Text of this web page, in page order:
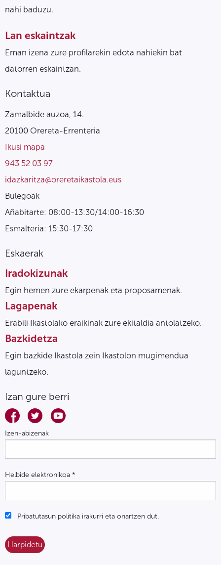
nahi baduzu.
Lan eskaintzak
Eman izena zure profilarekin edota nahiekin bat
datorren eskaintzan.
Kontaktua
Zamalbide auzoa, 14.
20100 Orereta-Errenteria
Ikusi mapa
943 52 03 97
idazkaritza@oreretaikastola.eus
Bulegoak
Añabitarte: 08:00-13:30/14:00-16:30
Esmalteria: 15:30-17:30
Eskaerak
Iradokizunak
Egin hemen zure ekarpenak eta proposamenak.
Lagapenak
Erabili Ikastolako eraikinak zure ekitaldia antolatzeko.
Bazkidetza
Egin bazkide Ikastola zein Ikastolon mugimendua
laguntzeko.
Izan gure berri
Izen-abizenak
Helbide elektronikoa *
Pribatutasun politika irakurri eta onartzen dut.